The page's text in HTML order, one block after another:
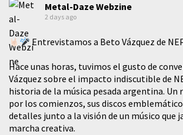
Metal-Daze Webzine
2 days ago
Entrevistamos a Beto Vázquez de
Hace unas horas, tuvimos el gusto de
Vázquez sobre el impacto indiscutible de
historia de la música pesada argentina. Un
por los comienzos, sus discos
detalles junto a la visión de un músico que
marcha creativa.